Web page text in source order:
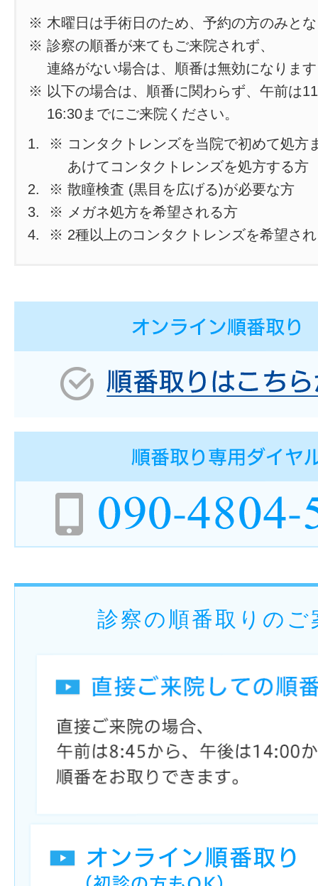
※ 木曜日は手術日のため、予約の方のみと
※ 診察の順番が来てもご来院されず、
連絡がない場合は、順番は無効になりま
※ 以下の場合は、順番に関わらず、午前は
16:30までにご来院ください。
※ コンタクトレンズを当院で初めて処方
あけてコンタクトレンズを処方する方
※ 散瞳検査 (黒目を広げる)が必要な方
※ メガネ処方を希望される方
※ 2種以上のコンタクトレンズを希望さ
診察の順番取りのご